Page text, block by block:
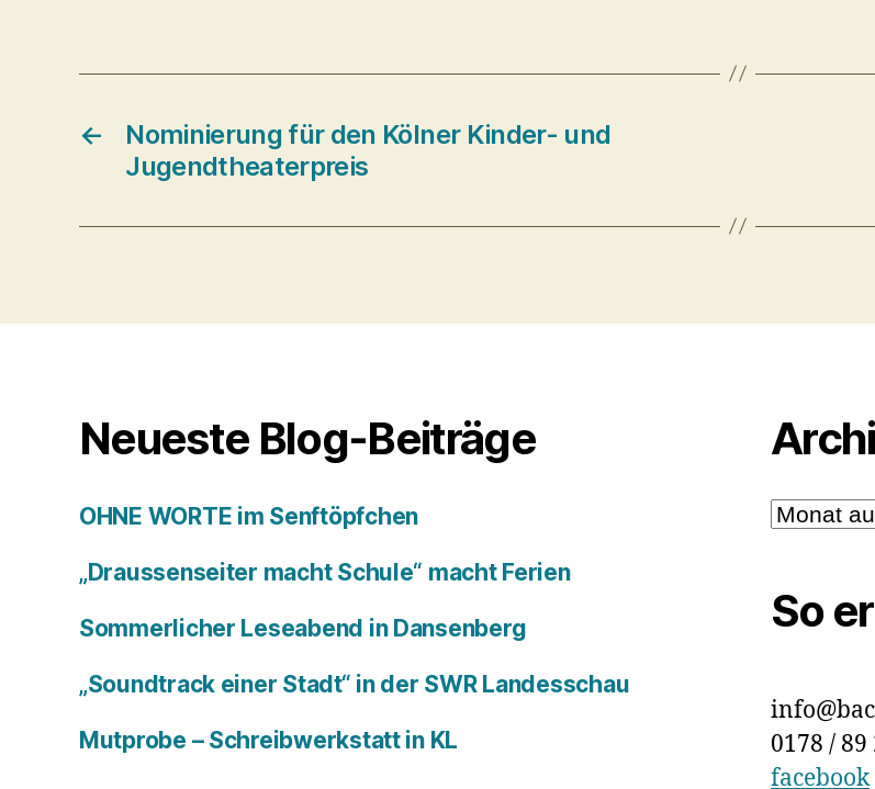
←
Nominierung für den Kölner Kinder- und
Jugendtheaterpreis
Neueste Blog-Beiträge
OHNE WORTE im Senftöpfchen
„Draussenseiter macht Schule“ macht Ferien
Sommerlicher Leseabend in Dansenberg
„Soundtrack einer Stadt“ in der SWR Landesschau
Mutprobe – Schreibwerkstatt in KL
Archiv
So
0178 / 89
facebook